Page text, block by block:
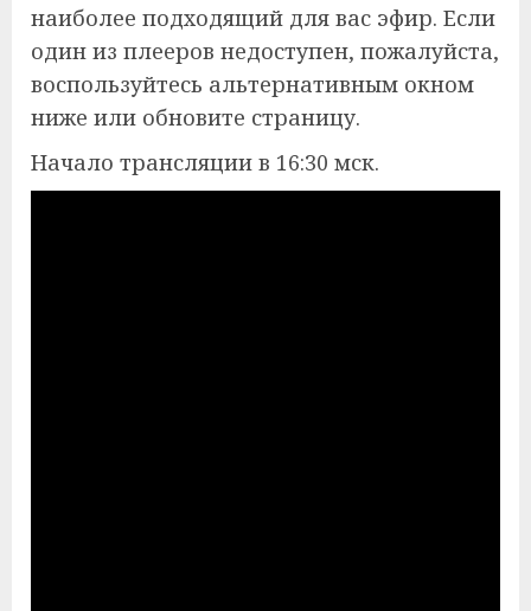
наиболее подходящий для вас эфир. Если
один из плееров недоступен, пожалуйста,
воспользуйтесь альтернативным окном
ниже или обновите страницу.
Начало трансляции в 16:30 мск.